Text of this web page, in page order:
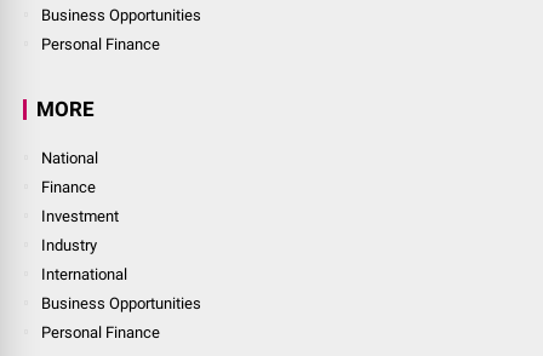
Business Opportunities
Personal Finance
MORE
National
Finance
Investment
Industry
International
Business Opportunities
Personal Finance